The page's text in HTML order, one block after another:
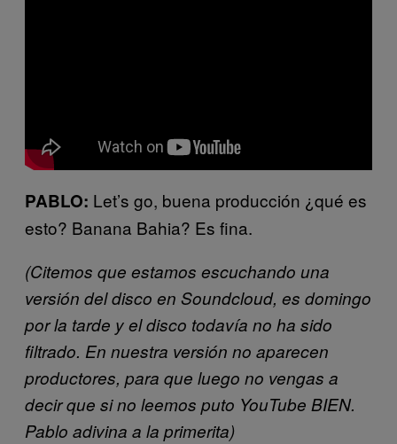
PABLO: Let’s go, buena producción ¿qué es
esto? Banana Bahia? Es fina.
(Citemos que estamos escuchando una
versión del disco en Soundcloud, es domingo
por la tarde y el disco todavía no ha sido
filtrado. En nuestra versión no aparecen
productores, para que luego no vengas a
decir que si no leemos puto YouTube BIEN.
Pablo adivina a la primerita)